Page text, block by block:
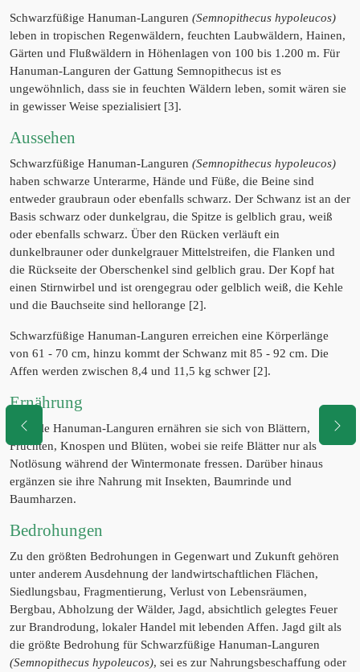
Schwarzfüßige Hanuman-Languren (Semnopithecus hypoleucos)
leben in tropischen Regenwäldern, feuchten Laubwäldern, Hainen,
Gärten und Flußwäldern in Höhenlagen von 100 bis 1.200 m. Für
Hanuman-Languren der Gattung Semnopithecus ist es
ungewöhnlich, dass sie in feuchten Wäldern leben, somit wären sie
in gewisser Weise spezialisiert [3].
Aussehen
Schwarzfüßige Hanuman-Languren (Semnopithecus hypoleucos)
haben schwarze Unterarme, Hände und Füße, die Beine sind
entweder graubraun oder ebenfalls schwarz. Der Schwanz ist an der
Basis schwarz oder dunkelgrau, die Spitze is gelblich grau, weiß
oder ebenfalls schwarz. Über den Rücken verläuft ein
dunkelbrauner oder dunkelgrauer Mittelstreifen, die Flanken und
die Rückseite der Oberschenkel sind gelblich grau. Der Kopf hat
einen Stirnwirbel und ist orengegrau oder gelblich weiß, die Kehle
und die Bauchseite sind hellorange [2].
Schwarzfüßige Hanuman-Languren erreichen eine Körperlänge
von 61 - 70 cm, hinzu kommt der Schwanz mit 85 - 92 cm. Die
Affen werden zwischen 8,4 und 11,5 kg schwer [2].
Ernährung
Wie alle Hanuman-Languren ernähren sie sich von Blättern,
Früchten, Knospen und Blüten, wobei sie reife Blätter nur als
Notlösung während der Wintermonate fressen. Darüber hinaus
ergänzen sie ihre Nahrung mit Insekten, Baumrinde und
Baumharzen.
Bedrohungen
Zu den größten Bedrohungen in Gegenwart und Zukunft gehören
unter anderem Ausdehnung der landwirtschaftlichen Flächen,
Siedlungsbau, Fragmentierung, Verlust von Lebensräumen,
Bergbau, Abholzung der Wälder, Jagd, absichtlich gelegtes Feuer
zur Brandrodung, lokaler Handel mit lebenden Affen. Jagd gilt als
die größte Bedrohung für Schwarzfüßige Hanuman-Languren
(Semnopithecus hypoleucos), sei es zur Nahrungsbeschaffung oder